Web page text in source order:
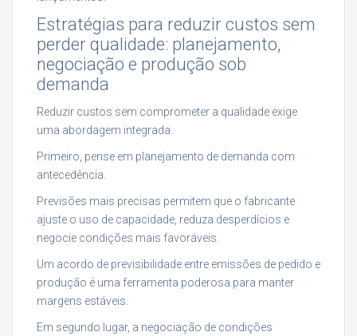
Estratégias para reduzir custos sem
perder qualidade: planejamento,
negociação e produção sob
demanda
Reduzir custos sem comprometer a qualidade exige
uma abordagem integrada.
Primeiro, pense em planejamento de demanda com
antecedência.
Previsões mais precisas permitem que o fabricante
ajuste o uso de capacidade, reduza desperdícios e
negocie condições mais favoráveis.
Um acordo de previsibilidade entre emissões de pedido e
produção é uma ferramenta poderosa para manter
margens estáveis.
Em segundo lugar, a negociação de condições